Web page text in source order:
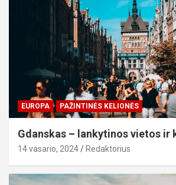
EUROPA PAŽINTINĖS KELIONĖS
Gdanskas – lankytinos vietos ir
14 vasario, 2024 Redaktorius